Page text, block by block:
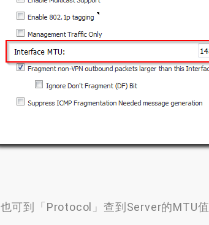
也可到「Protocol」查到Server的MTU值